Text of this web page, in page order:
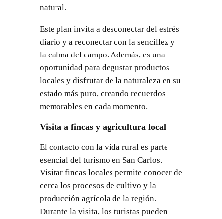
natural.
Este plan invita a desconectar del estrés
diario y a reconectar con la sencillez y
la calma del campo. Además, es una
oportunidad para degustar productos
locales y disfrutar de la naturaleza en su
estado más puro, creando recuerdos
memorables en cada momento.
Visita a fincas y agricultura local
El contacto con la vida rural es parte
esencial del turismo en San Carlos.
Visitar fincas locales permite conocer de
cerca los procesos de cultivo y la
producción agrícola de la región.
Durante la visita, los turistas pueden